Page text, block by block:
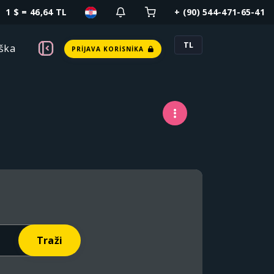
1 $ = 46,64 TL + (90) 544-471-65-41
PRIJAVA KORISNIKA TL